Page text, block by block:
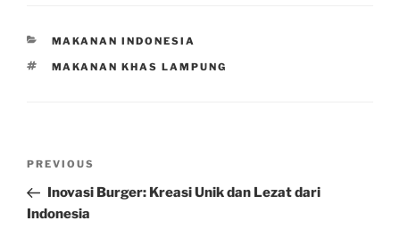
CATEGORIES
MAKANAN INDONESIA
TAGS
MAKANAN KHAS LAMPUNG
Previous
Post
PREVIOUS
Inovasi Burger: Kreasi Unik dan Lezat dari
Indonesia